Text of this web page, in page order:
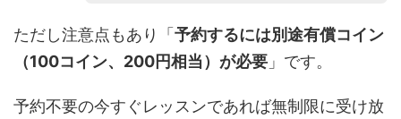
ただし注意点もあり「予約するには別途有償コイン
（100コイン、200円相当）が必要 」です。
予約不要の今すぐレッスンであれば無制限に受け放